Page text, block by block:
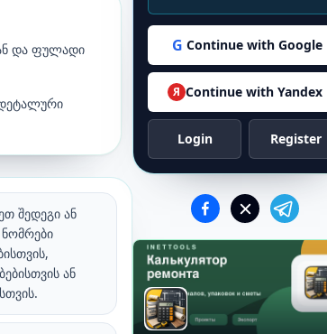
და ფულადი
შედეგი ან
ან
G Continue with Google
Я Continue with Yandex
Login Register